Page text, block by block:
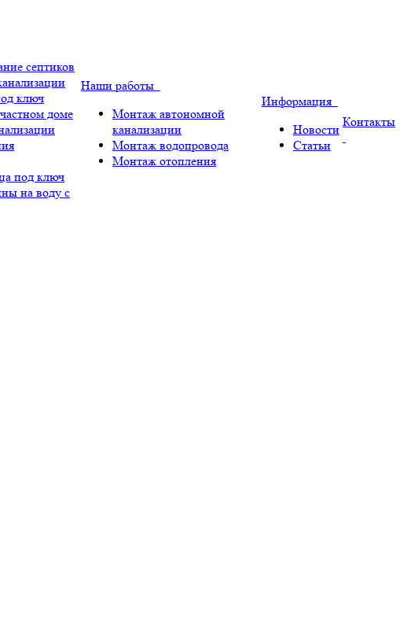
септиков
ключ
доме
под ключ
на воду с
Наши работы
Монтаж автономной
канализации
Монтаж водопровода
Монтаж отопления
Информация
Новости
Статьи
Контакты